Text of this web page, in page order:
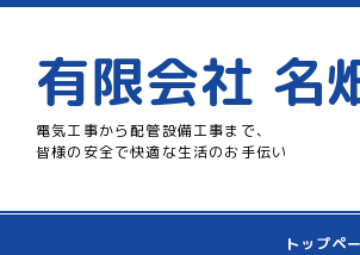
有限会社 名
電気工事から配管設備工事まで、
皆様の安全で快適な生活のお手伝い
トップペ